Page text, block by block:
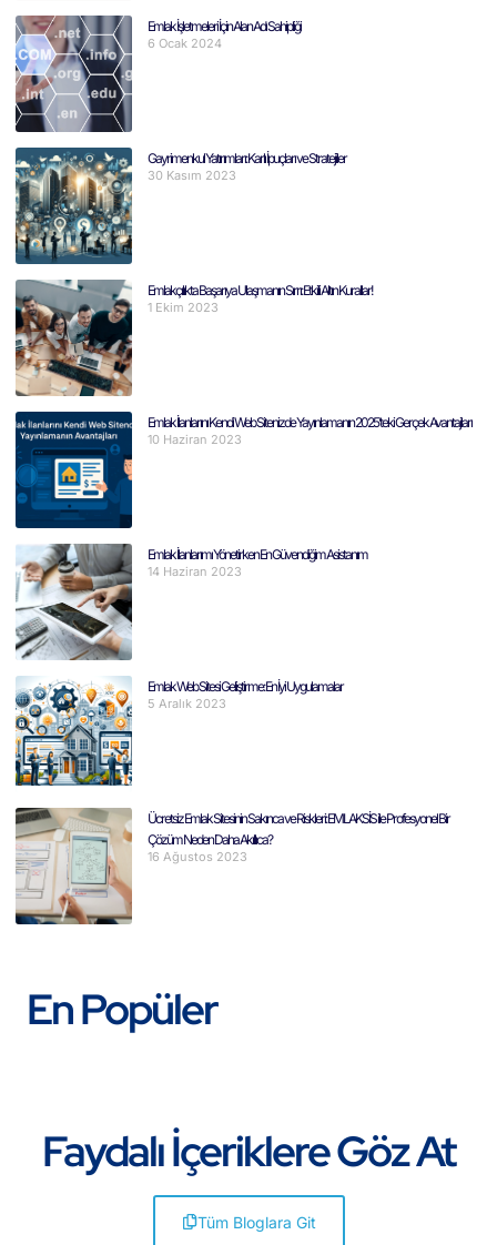
Emlak İşletmeleri İçin Alan Adı Sahipliği
6 Ocak 2024
Gayrimenkul Yatırımları: Karlı İpuçları ve Stratejiler
30 Kasım 2023
Emlakçılıkta Başarıya Ulaşmanın Sırrı: Etkili Altın Kurallar!
1 Ekim 2023
Emlak İlanlarını Kendi Web Sitenizde Yayınlamanın 2025’teki Gerçek Avantajları
10 Haziran 2023
Emlak İlanlarımı Yönetirken En Güvendiğim Asistanım
14 Haziran 2023
Emlak Web Sitesi Geliştirme: En İyi Uygulamalar
5 Aralık 2023
Ücretsiz Emlak Sitesinin Sakınca ve Riskleri: EMLAKSİS ile Profesyonel Bir
Çözüm Neden Daha Akıllıca?
16 Ağustos 2023
En Popüler
Faydalı İçeriklere Göz At
Tüm Bloglara Git